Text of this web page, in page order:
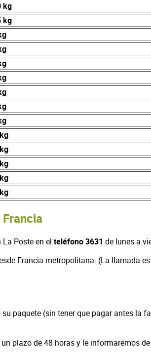
kg
kg
Poste en el teléfono 3631 de lunes a
Francia metropolitana. (La llamada
paquete (sin tener que pagar antes
plazo de 48 horas y le informaremos